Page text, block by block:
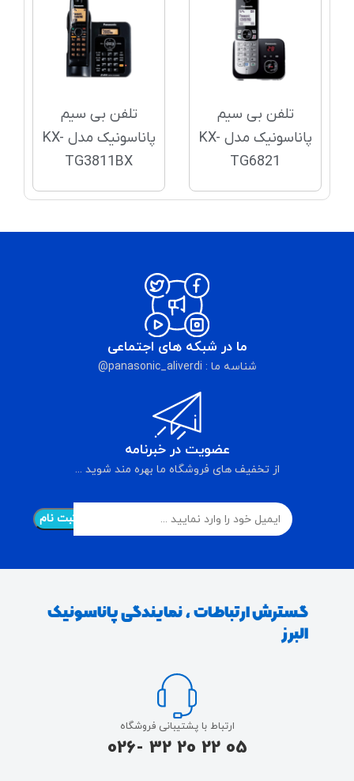
تلفن بی سیم
پاناسونیک مدل KX-
TG6821
تلفن بی سیم
پاناسونیک مدل KX-
TG3811BX
ما در شبکه های اجتماعی
شناسه ما : panasonic_aliverdi@
عضویت در خبرنامه
از تخفیف های فروشگاه ما بهره مند شوید ...
گسترش ارتباطات ، نمایندگی پاناسونیک
البرز
ارتباط با پشتیبانی فروشگاه
05 22 20 32 -026